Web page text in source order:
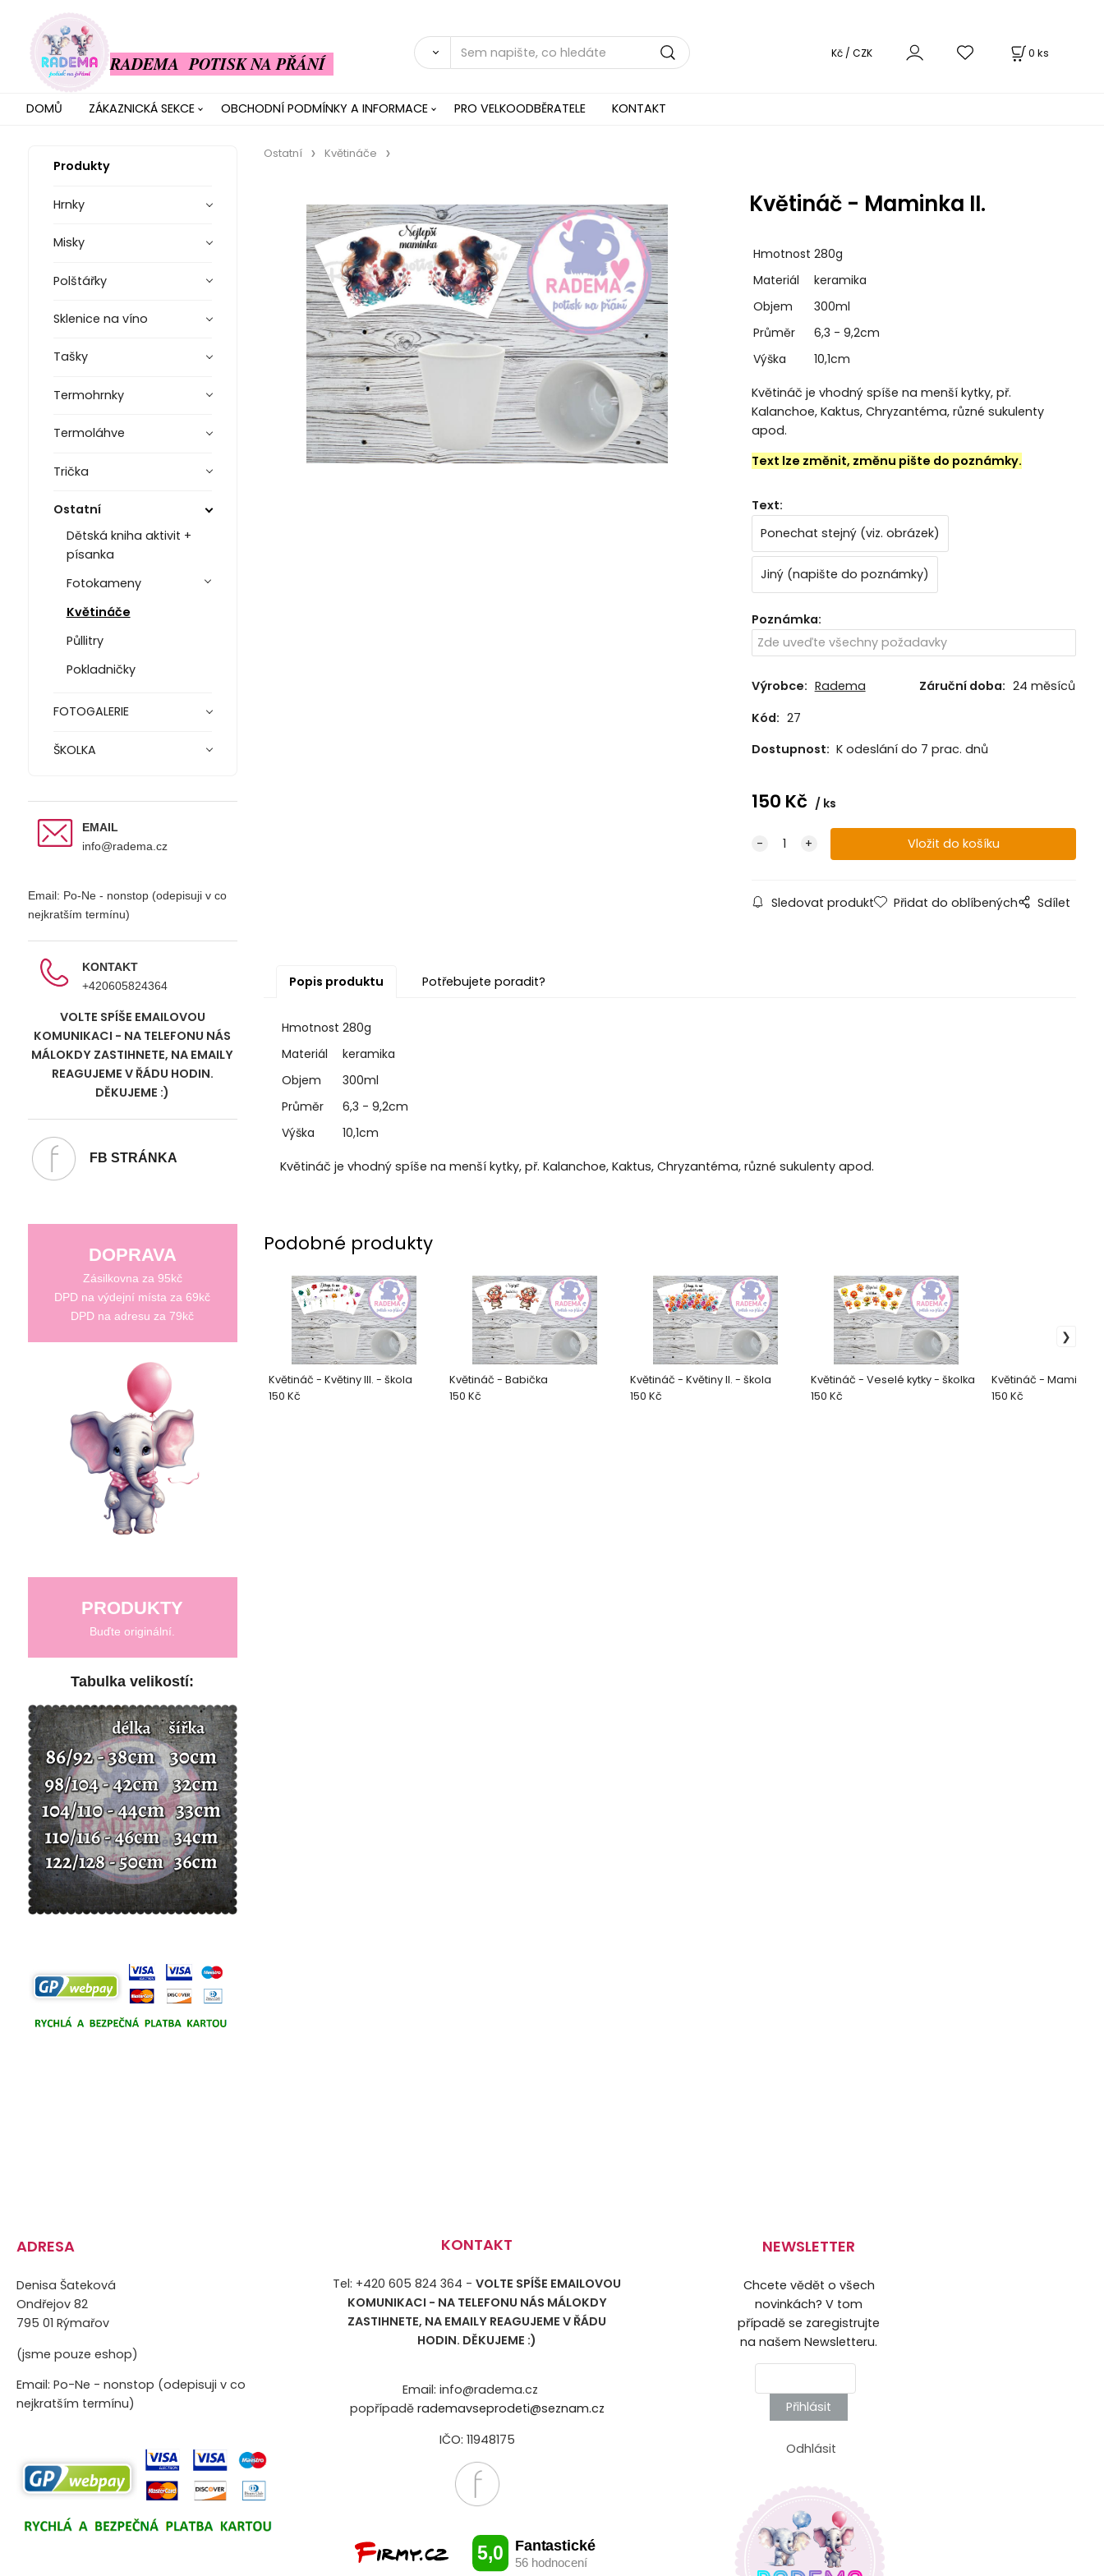
RADEMA POTISK NA PŘÁNÍ 0 ks
Kč / CZK
DOMŮ ZÁKAZNICKÁ SEKCE OBCHODNÍ PODMÍNKY A INFORMACE PRO VELKOODBĚRATELE KONTAKT
Produkty
Hrnky
Misky
Polštářky
Sklenice na víno
Tašky
Termohrnky
Termoláhve
Trička
Ostatní
Dětská kniha aktivit +
písanka
Fotokameny
Květináče
Půllitry
Pokladničky
FOTOGALERIE
ŠKOLKA
EMAIL
info@radema.cz
Email: Po-Ne - nonstop (odepisuji v co
nejkratším termínu)
KONTAKT
+420605824364
VOLTE SPÍŠE EMAILOVOU
KOMUNIKACI - NA TELEFONU NÁS
MÁLOKDY ZASTIHNETE, NA EMAILY
REAGUJEME V ŘÁDU HODIN.
DĚKUJEME :)
FB STRÁNKA
DOPRAVA
Zásilkovna za 95kč
DPD na výdejní místa za 69kč
DPD na adresu za 79kč
PRODUKTY
Buďte originální.
Tabulka velikostí:
Ostatní Květináče
Květináč - Maminka II.
Hmotnost 280g
Materiál
keramika
Objem
300ml
Průměr
6,3 - 9,2cm
Výška
10,1cm
Květináč je vhodný spíše na menší kytky, př.
Kalanchoe, Kaktus, Chryzantéma, různé sukulenty
apod.
Text lze změnit, změnu pište do poznámky.
Text:
Ponechat stejný (viz. obrázek)
Jiný (napište do poznámky)
Poznámka:
Výrobce: Radema Záruční doba: 24 měsíců
Kód: 27
Dostupnost: K odeslání do 7 prac. dnů
150 Kč ks
Sledovat produkt Přidat do oblíbených Sdílet
Popis produktu Potřebujete poradit?
Hmotnost 280g
Materiál
keramika
Objem
300ml
Průměr
6,3 - 9,2cm
Výška
10,1cm
Květináč je vhodný spíše na menší kytky, př. Kalanchoe, Kaktus, Chryzantéma, různé sukulenty apod.
Podobné produkty
Květináč - Květiny III. - škola
150 Kč
Květináč - Babička
150 Kč
Květináč - Květiny II. - škola
150 Kč
Květináč - Veselé kytky - školka
150 Kč
Květináč - Maminka
150 Kč
ADRESA
Denisa Šateková
Ondřejov 82
795 01 Rýmařov
(jsme pouze eshop)
Email: Po-Ne - nonstop (odepisuji v co
nejkratším termínu)
KONTAKT
Tel: +420 605 824 364 -VOLTE SPÍŠE EMAILOVOU
KOMUNIKACI - NA TELEFONU NÁS MÁLOKDY
ZASTIHNETE, NA EMAILY REAGUJEME V ŘÁDU
HODIN. DĚKUJEME :)
Email: info@radema.cz
popřípadě rademavseprodeti@seznam.cz
IČO: 11948175
NEWSLETTER
Chcete vědět o všech
novinkách? V tom
případě se zaregistrujte
na našem Newsletteru.
Přihlásit
Odhlásit